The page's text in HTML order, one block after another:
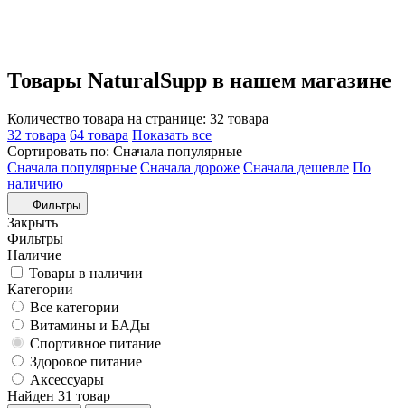
Товары NaturalSupp в нашем магазине
Количество товара на странице: 32 товара
32 товара 64 товара Показать все
Сортировать по: Сначала популярные
Сначала популярные Сначала дороже Сначала дешевле По
наличию
Фильтры
Закрыть
Фильтры
Наличие
Товары в наличии
Категории
Все категории
Витамины и БАДы
Спортивное питание
Здоровое питание
Аксессуары
Найден 31 товар